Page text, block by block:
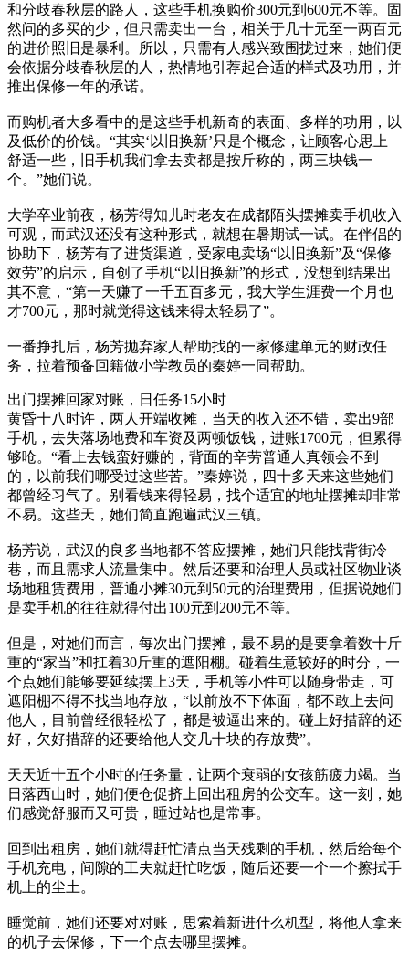
和分歧春秋层的路人，这些手机换购价300元到600元不等。固
然问的多买的少，但只需卖出一台，相关于几十元至一两百元
的进价照旧是暴利。所以，只需有人感兴致围拢过来，她们便
会依据分歧春秋层的人，热情地引荐起合适的样式及功用，并
推出保修一年的承诺。
而购机者大多看中的是这些手机新奇的表面、多样的功用，以
及低价的价钱。“其实‘以旧换新’只是个概念，让顾客心思上
舒适一些，旧手机我们拿去卖都是按斤称的，两三块钱一
个。”她们说。
大学卒业前夜，杨芳得知儿时老友在成都陌头摆摊卖手机收入
可观，而武汉还没有这种形式，就想在暑期试一试。在伴侣的
协助下，杨芳有了进货渠道，受家电卖场“以旧换新”及“保修
效劳”的启示，自创了手机“以旧换新”的形式，没想到结果出
其不意，“第一天赚了一千五百多元，我大学生涯费一个月也
才700元，那时就觉得这钱来得太轻易了”。
一番挣扎后，杨芳抛弃家人帮助找的一家修建单元的财政任
务，拉着预备回籍做小学教员的秦婷一同帮助。
出门摆摊回家对账，日任务15小时
黄昏十八时许，两人开端收摊，当天的收入还不错，卖出9部
手机，去失落场地费和车资及两顿饭钱，进账1700元，但累得
够呛。“看上去钱蛮好赚的，背面的辛劳普通人真领会不到
的，以前我们哪受过这些苦。”秦婷说，四十多天来这些她们
都曾经习气了。别看钱来得轻易，找个适宜的地址摆摊却非常
不易。这些天，她们简直跑遍武汉三镇。
杨芳说，武汉的良多当地都不答应摆摊，她们只能找背街冷
巷，而且需求人流量集中。然后还要和治理人员或社区物业谈
场地租赁费用，普通小摊30元到50元的治理费用，但据说她们
是卖手机的往往就得付出100元到200元不等。
但是，对她们而言，每次出门摆摊，最不易的是要拿着数十斤
重的“家当”和扛着30斤重的遮阳棚。碰着生意较好的时分，一
个点她们能够要延续摆上3天，手机等小件可以随身带走，可
遮阳棚不得不找当地存放，“以前放不下体面，都不敢上去问
他人，目前曾经很轻松了，都是被逼出来的。碰上好措辞的还
好，欠好措辞的还要给他人交几十块的存放费”。
天天近十五个小时的任务量，让两个衰弱的女孩筋疲力竭。当
日落西山时，她们便仓促挤上回出租房的公交车。这一刻，她
们感觉舒服而又可贵，睡过站也是常事。
回到出租房，她们就得赶忙清点当天残剩的手机，然后给每个
手机充电，间隙的工夫就赶忙吃饭，随后还要一个一个擦拭手
机上的尘土。
睡觉前，她们还要对对账，思索着新进什么机型，将他人拿来
的机子去保修，下一个点去哪里摆摊。